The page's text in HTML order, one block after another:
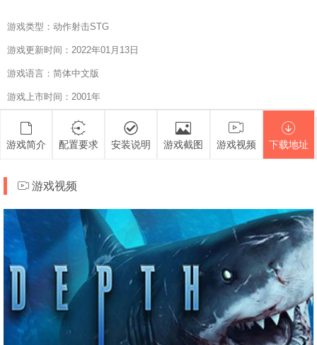
游戏类型：动作射击STG
游戏更新时间：2022年01月13日
游戏语言：简体中文版
游戏上市时间：2001年
游戏简介 配置要求 安装说明 游戏截图 游戏视频 下载地址
游戏视频